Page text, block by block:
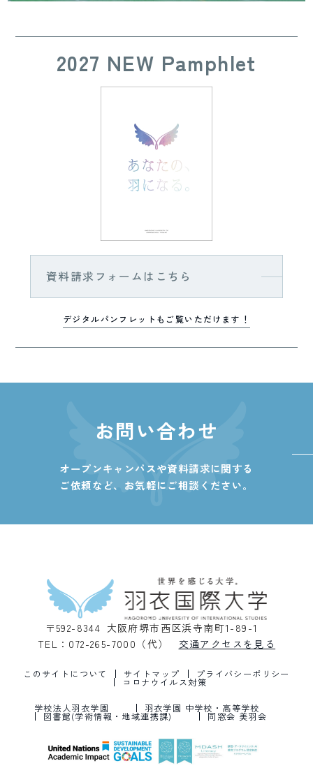
2027 NEW Pamphlet
資料請求フォームはこちら
デジタルパンフレットもご覧いただけます！
お問い合わせ
オープンキャンパスや資料請求に関する
ご依頼など、 お気軽にご相談ください。
〒592-8344 大阪府堺市西区浜寺南町1-89-1
TEL：072-265-7000（代）
交通アクセスを見る
このサイトについて サイトマップ プライバシーポリシー
コロナウイルス対策
学校法人羽衣学園 羽衣学園 中学校・高等学校
図書館(学術情報・地域連携課) 同窓会 美羽会